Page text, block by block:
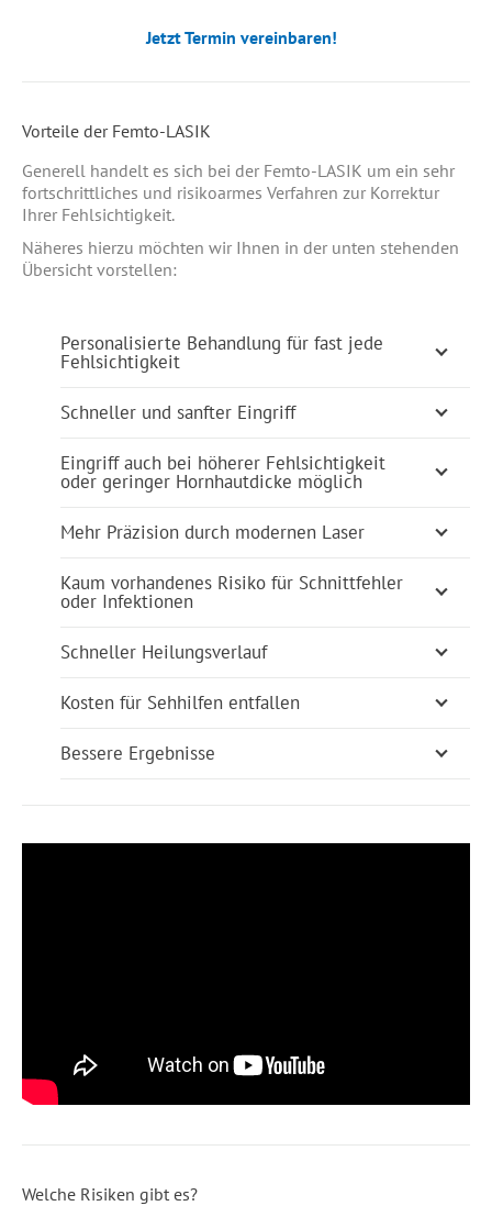
Jetzt Termin vereinbaren!
Vorteile der Femto-LASIK
Generell handelt es sich bei der Femto-LASIK um ein sehr
fortschrittliches und risikoarmes Verfahren zur Korrektur
Ihrer Fehlsichtigkeit.
Näheres hierzu möchten wir Ihnen in der unten stehenden
Übersicht vorstellen:
Personalisierte Behandlung für fast jede
Fehlsichtigkeit
Schneller und sanfter Eingriff
Eingriff auch bei höherer Fehlsichtigkeit
oder geringer Hornhautdicke möglich
Mehr Präzision durch modernen Laser
Kaum vorhandenes Risiko für Schnittfehler
oder Infektionen
Schneller Heilungsverlauf
Kosten für Sehhilfen entfallen
Bessere Ergebnisse
Welche Risiken gibt es?